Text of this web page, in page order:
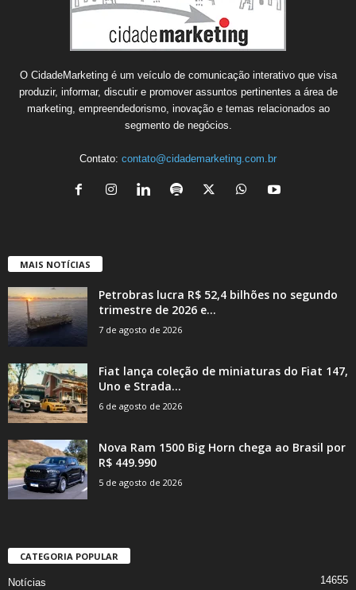
O CidadeMarketing é um veículo de comunicação interativo que visa
produzir, informar, discutir e promover assuntos pertinentes a área de
marketing, empreendedorismo, inovação e temas relacionados ao
segmento de negócios.
Contato: contato@cidademarketing.com.br
MAIS NOTÍCIAS
Petrobras lucra R$ 52,4 bilhões no segundo
trimestre de 2026 e...
7 de agosto de 2026
Fiat lança coleção de miniaturas do Fiat 147,
Uno e Strada...
6 de agosto de 2026
Nova Ram 1500 Big Horn chega ao Brasil por
R$ 449.990
5 de agosto de 2026
CATEGORIA POPULAR
Notícias 14655